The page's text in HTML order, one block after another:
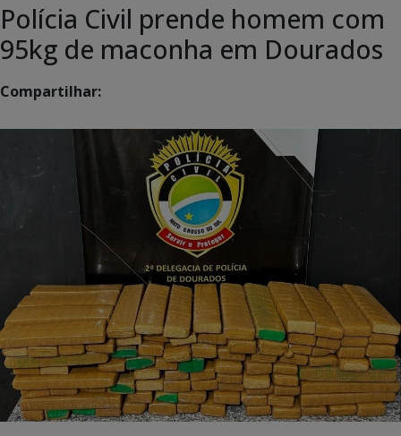
Polícia Civil prende homem com
95kg de maconha em Dourados
Compartilhar: